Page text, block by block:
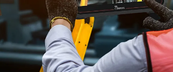
ComputerFunk-Gateway
More
Öl und Gas, ATEX-Klasse
Robustes Tablet in ATEX-Qualität
Robuster ATEX-Handheld